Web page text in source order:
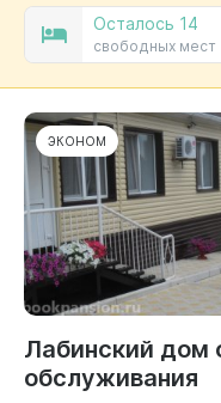
Осталось 14
свободных мест
ЭКОНОМ
Лабинский дом
обслуживания